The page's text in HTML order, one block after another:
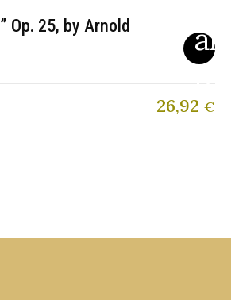
Op. 25, by Arnold
26,92 €